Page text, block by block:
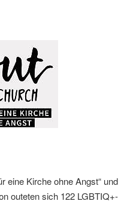
eine Kirche ohne Angst“ und
outeten sich 122 LGBTIQ+-